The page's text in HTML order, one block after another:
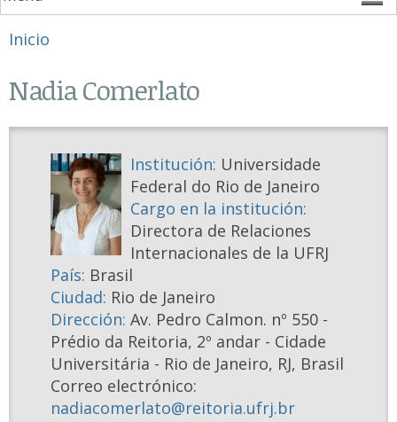
Se encuentra usted aquí
Inicio
Nadia Comerlato
Institución: Universidade
Federal do Rio de Janeiro
Cargo en la institución:
Directora de Relaciones
Internacionales de la UFRJ
País: Brasil
Ciudad: Rio de Janeiro
Dirección: Av. Pedro Calmon. nº 550 -
Prédio da Reitoria, 2º andar - Cidade
Universitária - Rio de Janeiro, RJ, Brasil
Correo electrónico:
nadiacomerlato@reitoria.ufrj.br